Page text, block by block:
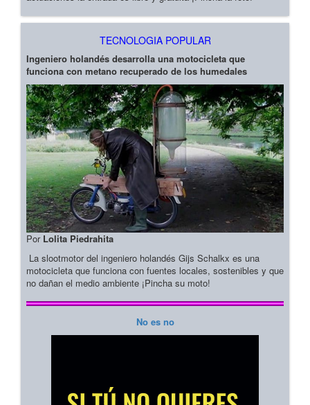
TECNOLOGIA POPULAR
Ingeniero holandés desarrolla una motocicleta que
funciona con metano recuperado de los humedales
Por Lolita Piedrahita
La slootmotor del ingeniero holandés Gijs Schalkx es una
motocicleta que funciona con fuentes locales, sostenibles y que
no dañan el medio ambiente ¡Pincha su moto!
No es no